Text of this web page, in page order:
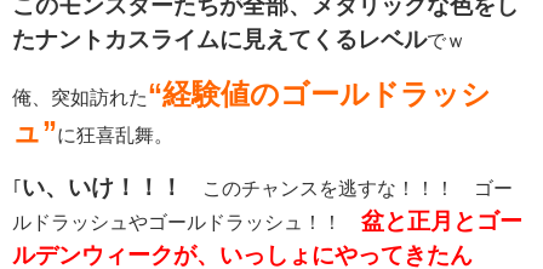
このモンスターたちが全部、メタリックな色をし
たナントカスライムに見えてくるレベルでｗ
俺、突如訪れた“経験値のゴールドラッシ
ュ”に狂喜乱舞。
｢ い、いけ！！！
このチャンスを逃すな！！！ ゴー
ルドラッシュやゴールドラッシュ！！ 盆と正月とゴー
ルデンウィークが、いっしょにやってきたん